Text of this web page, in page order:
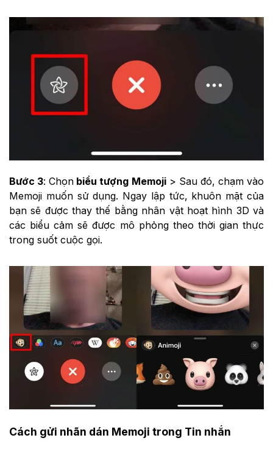
Bước 3: Chọn biểu tượng Memoji> Sau đó, chạm vào
Memoji muốn sử dụng. Ngay lập tức, khuôn mặt của
bạn sẽ được thay thế bằng nhân vật hoạt hình 3D và
các biểu cảm sẽ được mô phỏng theo thời gian thực
trong suốt cuộc gọi.
Cách gửi nhãn dán Memoji trong Tin nhắn